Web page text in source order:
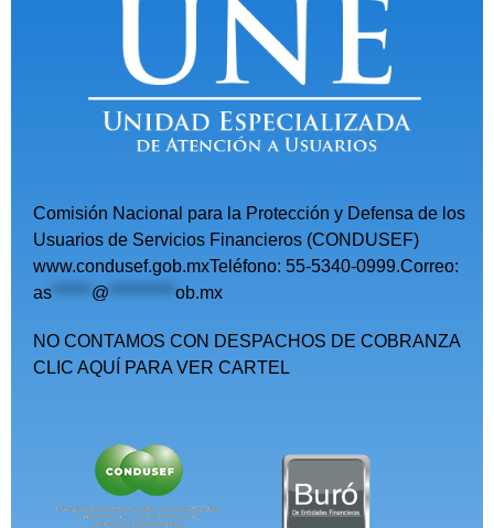
Comisión Nacional para la Protección y Defensa de los
Usuarios de Servicios Financieros (CONDUSEF)
www.condusef.gob.mxTeléfono: 55-5340-0999.Correo:
as ****** @ ********** ob.mx
NO CONTAMOS CON DESPACHOS DE COBRANZA
CLIC AQUÍ PARA VER CARTEL